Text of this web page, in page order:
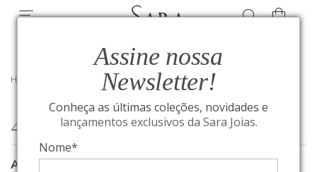
Assine nossa
Newsletter!
Conheça as últimas coleções, novidades e
lançamentos exclusivos da Sara Joias.
Nome*
HOME
404
A página que você procura não foi encontrada